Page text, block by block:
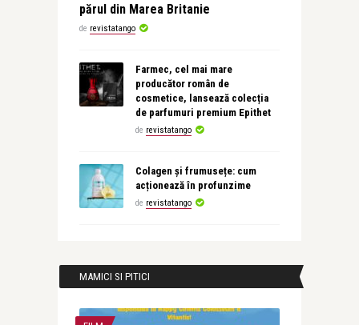
părul din Marea Britanie
de revistatango
Farmec, cel mai mare
producător român de
cosmetice, lansează colecția
de parfumuri premium Epithet
de revistatango
Colagen și frumusețe: cum
acționează în profunzime
de revistatango
MAMICI SI PITICI